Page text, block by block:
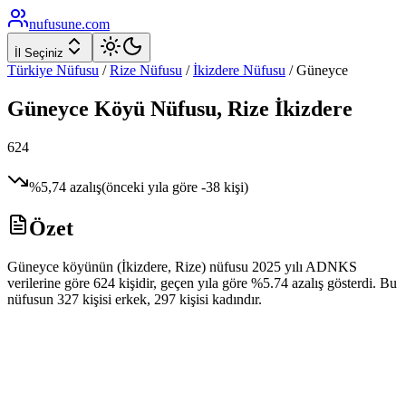
nufusune.com
İl Seçiniz
Türkiye Nüfusu / Rize Nüfusu / İkizdere Nüfusu /Güneyce
Güneyce Köyü Nüfusu, Rize İkizdere
624
%5,74 azalış(önceki yıla göre -38 kişi)
Özet
Güneyce köyünün (İkizdere, Rize) nüfusu 2025 yılı ADNKS
verilerine göre 624 kişidir, geçen yıla göre %5.74 azalış gösterdi. Bu
nüfusun 327 kişisi erkek, 297 kişisi kadındır.